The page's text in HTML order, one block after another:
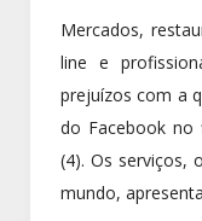
Mercados,
line e
prejuízos com a
do Facebook no
(4). Os serviços,
mundo,